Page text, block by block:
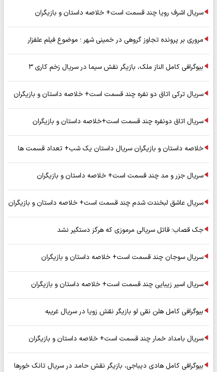
سریال اشرف رویا چند قسمت است+ خلاصه داستان و بازیگران
مروری بر پرونده تجاوز گروهی در خمینی شهر ؛ موضوع فیلم علفزار
بیوگرافی کامل الناز ملک، بازیگر نقش سیما در سریال زخم کاری ۳
سریال ترکی اتاق دو نفره چند قسمت است+ خلاصه داستان و بازیگران
سریال اتاق دونفره چند قسمت است+خلاصه داستان و بازیگران
خلاصه داستان و بازیگران سریال داستان یک شب+ تعداد قسمت ها
سریال جزر و مد چند قسمت است+ خلاصه داستان و بازیگران
سریال عاشق لبخندت شدم چند قسمت است+ خلاصه داستان و بازیگران
جک قصاب؛ قاتل سریالی مرموزی که هرگز دستگیر نشد
سریال سوجان چند قسمت است+ خلاصه داستان و بازیگران
سریال اسیر زیبایی چند قسمت است+ خلاصه داستان و بازیگران
بیوگرافی کامل هلن نقی لو بازیگر نقش زویا در سریال غریبه
سریال بامداد خمار چند قسمت است+ خلاصه داستان و بازیگران
بیوگرافی کامل هادی دیباجی، بازیگر نقش حامد در سریال تانک خورها